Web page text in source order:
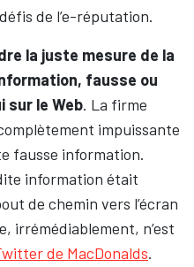
de l’e-réputation.
la juste mesure de la
fausse ou
sur le Web. La firme
impuissante
fausse information.
information était
de chemin vers l’écran
irrémédiablement, n’est
de MacDonalds.